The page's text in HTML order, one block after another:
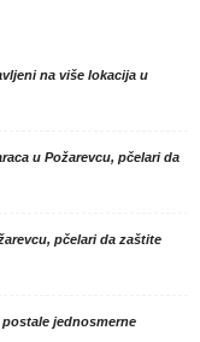
na više lokacija u
u Požarevcu, pčelari da
pčelari da zaštite
jednosmerne